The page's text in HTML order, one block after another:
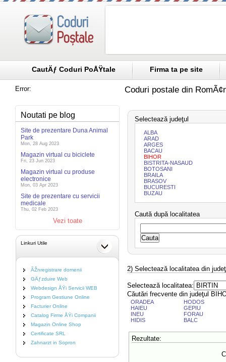
CautÄƒ Coduri PoÅŸtale Firma ta pe site
Error:
Noutati pe blog
Site de prezentare Duna Animal
Park
Mon, 28 Aug 2023
Magazin virtual cu biciclete
Fri, 23 Jun 2023
Magazin virtual cu produse
electronice
Mon, 03 Apr 2023
Site de prezentare cu servicii
medicale
Thu, 02 Feb 2023
Vezi toate
Linkuri Utile
ÃŽnregistrare domenii
GÄƒzduire Web
Webdesign ÅŸi Servicii WEB
Program Gestiune Online
Facturier Online
Catalog Firme ÅŸi Companii
Magazin Online Shop
Certificate SRL
Zahnarzt in Sopron
Coduri postale din
Selectează judeţul
ALBA
ARAD
ARGES
BACAU
BIHOR
BISTRITA-NASAUD
BOTOSANI
BRAILA
BRASOV
BUCURESTI
BUZAU
Caută după localitatea
2) Selectează localitatea din
Selectează localitatea:
Căutări frecvente din judeţul
ORADEA
HAIEU
INEU
HIDIS
HODOS
GEPIU
FORAU
BALC
Rezultate: